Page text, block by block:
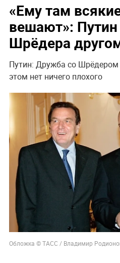
«Ему там
вешают»: Путин
Шрёдера
Путин: Дружба со Шрёдером
этом нет ничего плохого
Обложка © ТАСС / Владимир